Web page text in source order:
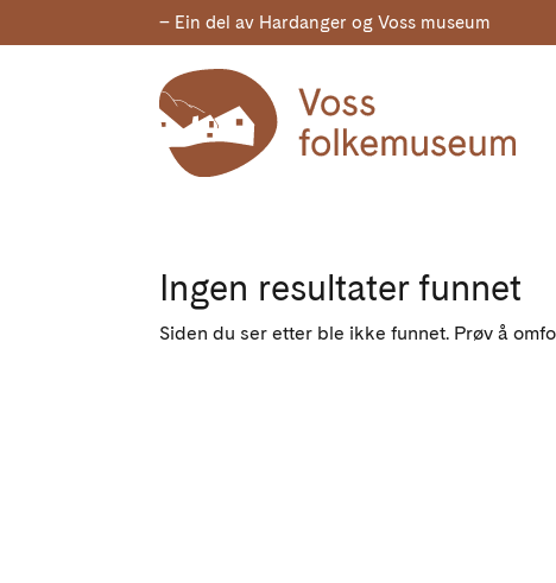
– Ein del av Hardanger og Voss museum
Ingen resultater funnet
Siden du ser etter ble ikke funnet. Prøv å